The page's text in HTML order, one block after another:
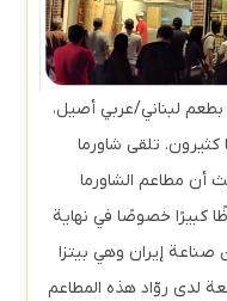
بطعم لبناني/عربي أصيل،
كثيرون. تلقى شاورما
أن مطاعم الشاورما
كبيرًا خصوصًا في نهاية
صناعة إيران وهي بيتزا
لدى روّاد هذه المطاعم